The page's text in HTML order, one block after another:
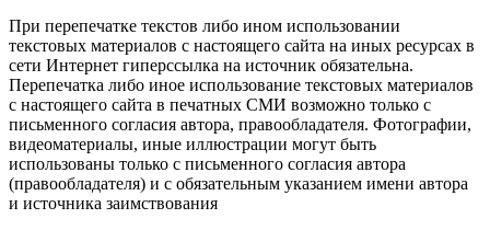
При перепечатке текстов либо ином использовании
текстовых материалов с настоящего сайта на иных ресурсах в
сети Интернет гиперссылка на источник обязательна.
Перепечатка либо иное использование текстовых материалов
с настоящего сайта в печатных СМИ возможно только с
письменного согласия автора, правообладателя. Фотографии,
видеоматериалы, иные иллюстрации могут быть
использованы только с письменного согласия автора
(правообладателя) и с обязательным указанием имени автора
и источника заимствования